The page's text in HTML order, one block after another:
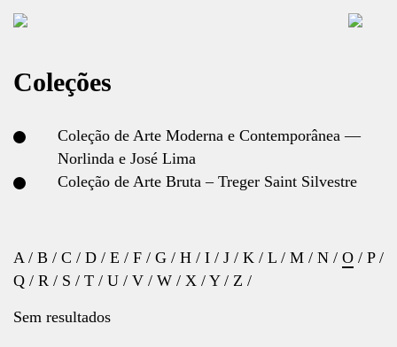
Coleções
Coleção de Arte Moderna e Contemporânea —
Norlinda e José Lima
Coleção de Arte Bruta – Treger Saint Silvestre
A/ B / C / D / E / F / G / H / I / J / K / L / M / N / O / P/
Q / R / S / T / U / V / W / X / Y/ Z /
Sem resultados